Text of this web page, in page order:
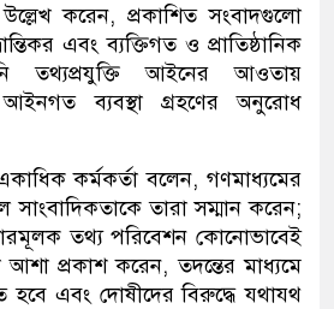
করেন, প্রকাশিত সংবাদগুলো
এবং ব্যক্তিগত ও প্রাতিষ্ঠানিক
তথ্যপ্রযুক্তি আইনের আওতায়
আইনগত ব্যবস্থা গ্রহণের অনুরোধ
কর্মকর্তা বলেন, গণমাধ্যমের
সাংবাদিকতাকে তারা সম্মান করেন;
তথ্য পরিবেশন কোনোভাবেই
আশা প্রকাশ করেন, তদন্তের মাধ্যমে
হবে এবং দোষীদের বিরুদ্ধে যথাযথ